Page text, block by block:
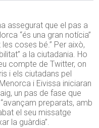
assegurat que el pas a
“és una gran notícia”
les coses bé.” Per això,
a la ciutadania. Ho
compte de Twitter, on
i els ciutadans pel
i Eivissa iniciaran
un pas de fase que
preparats, amb
el seu missatge
la guàrdia”.